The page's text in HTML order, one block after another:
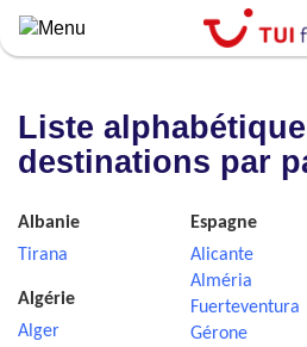
Skip
to
Liste
destinations par
Albanie
Tirana
Algérie
Alger
Espagne
Alicante
Alméria
Fuerteventura
Gérone